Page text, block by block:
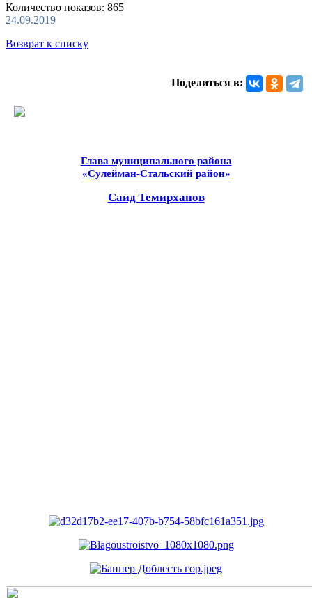
Количество показов: 865
24.09.2019
Возврат к списку
Поделиться в:
Глава муниципального района
«Сулейман-Стальский район»
Саид Темирханов